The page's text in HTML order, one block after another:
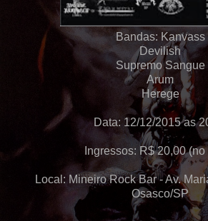
Bandas: Kanvass
Devilish
Supremo Sangue
Arum
Herege
Data: 12/12/2015 as
Ingressos: R$ 20,00
Local: Mineiro Rock Bar - Av.
Osasco/SP